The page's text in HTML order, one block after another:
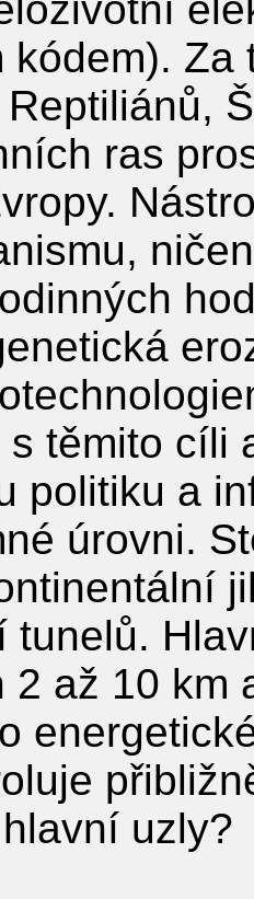
kódem).
ras
těmito cíli
politiku a
úrovni.
tunelů.
2 až 10 km
uzly?